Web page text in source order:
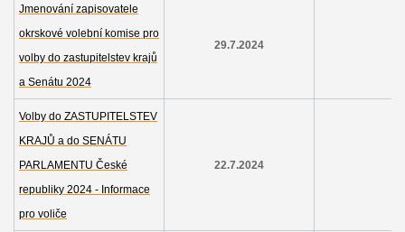
Jmenování zapisovatele
okrskové volební komise pro
volby do zastupitelstev krajů
a Senátu 2024
29.7.2024
Volby do ZASTUPITELSTEV
KRAJŮ a do SENÁTU
PARLAMENTU České
republiky 2024 - Informace
pro voliče
22.7.2024